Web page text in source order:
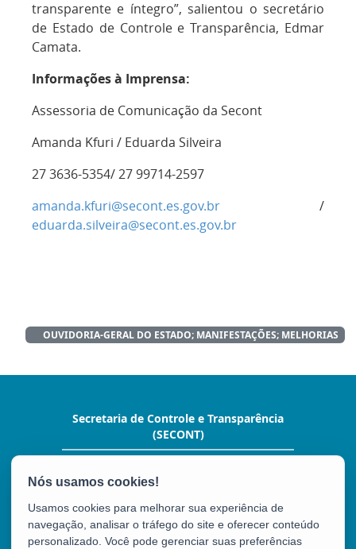
transparente e íntegro”, salientou o secretário
de Estado de Controle e Transparência, Edmar
Camata.
Informações à Imprensa:
Assessoria de Comunicação da Secont
Amanda Kfuri / Eduarda Silveira
27 3636-5354/ 27 99714-2597
amanda.kfuri@secont.es.gov.br /
eduarda.silveira@secont.es.gov.br
OUVIDORIA-GERAL DO ESTADO; MANIFESTAÇÕES; MELHORIAS
Secretaria de Controle e Transparência
(SECONT)
Hoffman,10º andar. - Enseada do Suá
Tel.: (27) 3636-5352
Usamos cookies para melhorar sua experiência de
navegação, analisar o tráfego do site e oferecer conteúdo
personalizado. Você pode gerenciar suas preferências